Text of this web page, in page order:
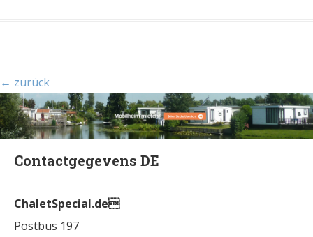
← zurück
Contactgegevens DE
ChaletSpecial.de
Postbus 197